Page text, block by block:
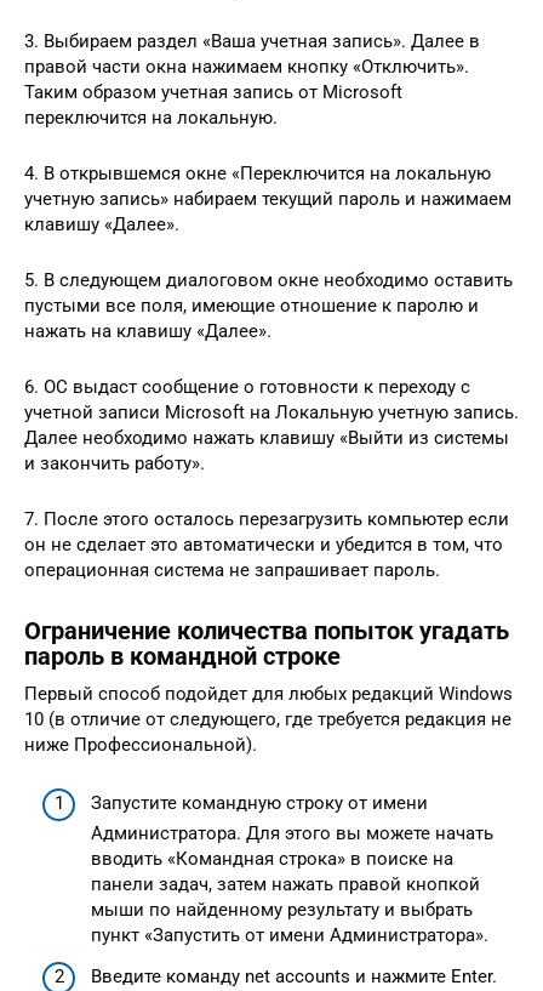
3. Выбираем раздел «Ваша учетная запись». Далее в
правой части окна нажимаем кнопку «Отключить».
Таким образом учетная запись от Microsoft
переключится на локальную.
4. В открывшемся окне «Переключится на локальную
учетную запись» набираем текущий пароль и нажимаем
клавишу «Далее».
5. В следующем диалоговом окне необходимо оставить
пустыми все поля, имеющие отношение к паролю и
нажать на клавишу «Далее».
6. ОС выдаст сообщение о готовности к переходу с
учетной записи Microsoft на Локальную учетную запись.
Далее необходимо нажать клавишу «Выйти из системы
и закончить работу».
7. После этого осталось перезагрузить компьютер если
он не сделает это автоматически и убедится в том, что
операционная система не запрашивает пароль.
Ограничение количества попыток угадать
пароль в командной строке
Первый способ подойдет для любых редакций Windows
10 (в отличие от следующего, где требуется редакция не
ниже Профессиональной).
Запустите командную строку от имени
Администратора. Для этого вы можете начать
вводить «Командная строка» в поиске на
панели задач, затем нажать правой кнопкой
мыши по найденному результату и выбрать
пункт «Запустить от имени Администратора».
Введите команду net accounts и нажмите Enter.